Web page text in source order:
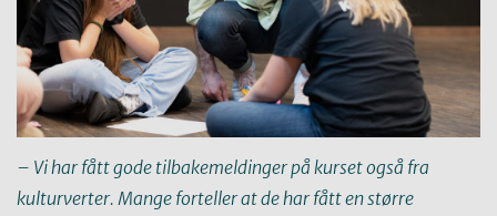
– Vi har fått gode tilbakemeldinger på kurset også fra
kulturverter. Mange forteller at de har fått en større